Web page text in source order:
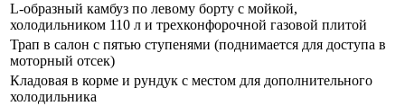
L-образный камбуз по левому борту с мойкой,
холодильником 110 л и трехконфорочной газовой плитой
Трап в салон с пятью ступенями (поднимается для доступа в
моторный отсек)
Кладовая в корме и рундук с местом для дополнительного
холодильника